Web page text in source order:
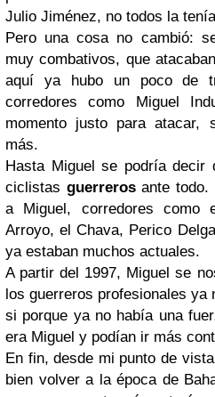
Julio Jiménez, no todos la
Pero una cosa no cambió:
muy combativos, que
aquí ya hubo un poco de
corredores como Miguel
momento justo para atacar,
más.
Hasta Miguel se podría decir
ciclistas guerrerosante todo.
a Miguel, corredores como
Arroyo, el Chava, Perico
ya estaban muchos actuales.
A partir del 1997, Miguel se
los guerreros profesionales ya
si porque ya no había una
era Miguel y podían ir más
En fin, desde mi punto de
bien volver a la época de